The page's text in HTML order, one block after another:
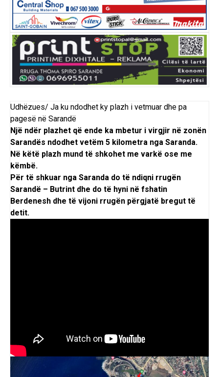
Udhëzues/ Ja ku ndodhet ky plazh i vetmuar dhe pa
pagesë në Sarandë
Një ndër plazhet që ende ka mbetur i virgjir në zonën
Sarandës ndodhet vetëm 5 kilometra nga Saranda.
Në këtë plazh mund të shkohet me varkë ose me
këmbë.
Për të shkuar nga Saranda do të ndiqni rrugën
Sarandë – Butrint dhe do të hyni në fshatin
Berdenesh dhe të vijoni rrugën përgjatë bregut të
detit.